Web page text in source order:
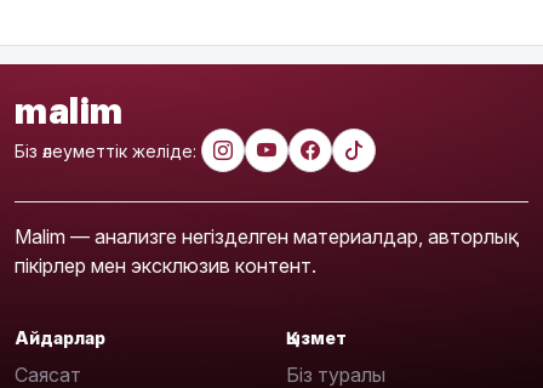
malim
Біз әлеуметтік желіде:
Malim — анализге негізделген материалдар, авторлық
пікірлер мен эксклюзив контент.
Айдарлар
Саясат
Қызмет
Біз туралы